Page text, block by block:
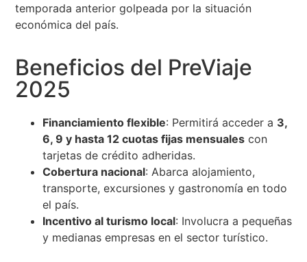
temporada anterior golpeada por la situación
económica del país.
Beneficios del PreViaje
2025
Financiamiento flexible: Permitirá acceder a 3,
6, 9 y hasta 12 cuotas fijas mensuales con
tarjetas de crédito adheridas.
Cobertura nacional: Abarca alojamiento,
transporte, excursiones y gastronomía en todo
el país.
Incentivo al turismo local: Involucra a pequeñas
y medianas empresas en el sector turístico.